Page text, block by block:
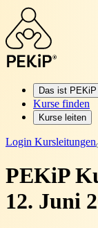
Das ist PEKiP
Kurse finden
Kurse leiten
Login Kursleitungen
PEKiP
12. Juni